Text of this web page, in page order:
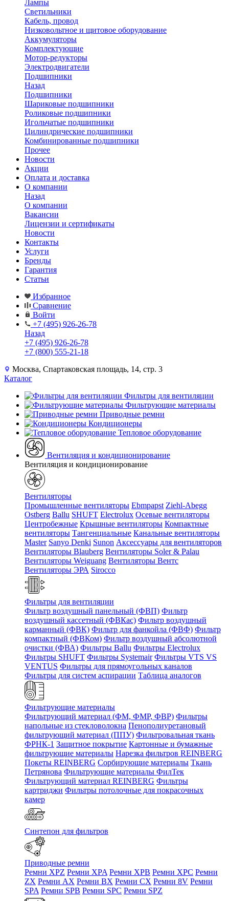
Лампы
Светильники
Кабель, провод
Низковольтное и щитовое оборудование
Аккумуляторы
Комплектующие
Мотор-редукторы
Электродвигатели
Подшипники
Назад
Подшипники
Шариковые подшипники
Роликовые подшипники
Игольчатые подшипники
Цилиндрические подшипники
Комбинированные подшипники
Прочее
Новости
Акции
Оплата и доставка
О компании
Назад
О компании
Вакансии
Лицензии и сертификаты
Новости
Контакты
Услуги
Бренды
Гарантия
Статьи
Избранное
Сравнение
Войти
+7 (495) 926-26-78
Назад
+7 (495) 926-26-78
+7 (800) 555-21-18
Москва, Спартаковская площадь, 14, стр. 3
Каталог
Фильтры для вентиляции
Фильтрующие материалы
Приводные ремни
Кондиционеры
Тепловое оборудование
Вентиляция и кондиционирование
Вентиляция и кондиционирование
Вентиляторы
Промышленные вентиляторы Ebmpapst Ziehl-Abegg
Ostberg Ballu SHUFT Electrolux Осевые вентиляторы
Центробежные Крышные вентиляторы Компактные
вентиляторы Тангенциальные Канальные вентиляторы
Master Sanyo Denki Sunon Аксессуары для вентиляторов
Вентиляторы Blauberg Вентиляторы Soler & Palau
Вентиляторы Weiguang Вентиляторы Вентс
Вентиляторы ЭРА Sirocco
Фильтры для вентиляции
Фильтр воздушный панельный (ФВП) Фильтр
воздушный кассетный (ФВКас) Фильтр воздушный
карманный (ФВК) Фильтр для фанкойла (ФВФ) Фильтр
компактный (ФВКом) Фильтр воздушный абсолютной
очистки (ФВА) Фильтры Ballu Фильтры Electrolux
Фильтры SHUFT Фильтры Systemair Фильтры VTS VS
VENTUS Фильтры для прямоугольных каналов
Фильтры для систем аспирации Таблица аналогов
Фильтрующие материалы
Фильтрующий материал (ФМ, ФМР, ФВР) Фильтры
напольные из стекловолокна Пенополиуретановый
фильтрующий материал (ППУ) Фильтровальная ткань
ФРНК-1 Защитное покрытие Картонные и бумажные
фильтрующие материалы Нарезка фильтров REINBERG
Покеты REINBERG Сорбирующие материалы Ткань
Петрянова Фильтрующие материалы ФилТек
Фильтрующий материал REINBERG Фильтры
картриджи Фильтры потолочные для покрасочных
камер
Синтепон для фильтров
Приводные ремни
Ремни XPZ Ремни XPA Ремни XPB Ремни XPC Ремни
ZX Ремни AX Ремни BX Ремни CX Ремни 8V Ремни
SPA Ремни SPB Ремни SPC Ремни SPZ